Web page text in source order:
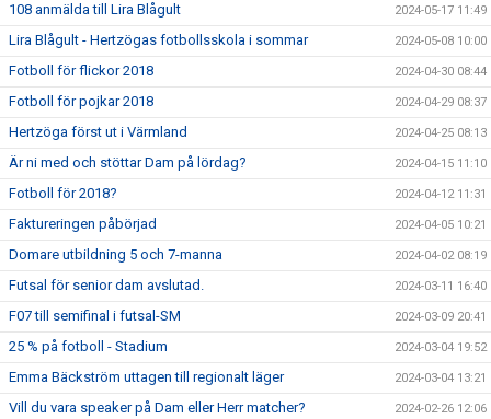
108 anmälda till Lira Blågult 2024-05-17 11:49
Lira Blågult - Hertzögas fotbollsskola i sommar 2024-05-08 10:00
Fotboll för flickor 2018 2024-04-30 08:44
Fotboll för pojkar 2018 2024-04-29 08:37
Hertzöga först ut i Värmland 2024-04-25 08:13
Är ni med och stöttar Dam på lördag? 2024-04-15 11:10
Fotboll för 2018? 2024-04-12 11:31
Faktureringen påbörjad 2024-04-05 10:21
Domare utbildning 5 och 7-manna 2024-04-02 08:19
Futsal för senior dam avslutad. 2024-03-11 16:40
F07 till semifinal i futsal-SM 2024-03-09 20:41
25 % på fotboll - Stadium 2024-03-04 19:52
Emma Bäckström uttagen till regionalt läger 2024-03-04 13:21
Vill du vara speaker på Dam eller Herr matcher? 2024-02-26 12:06